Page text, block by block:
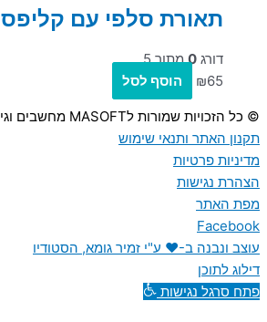
תאורת סלפי עם קליפס Hoco K28 – בצבע שחור
דורג 0מתוך 5
₪65 הוסף לסל
© כל הזכויות שמורות לMASOFT מחשבים וגיימינג
תקנון האתר ותנאי שימוש
מדיניות פרטיות
הצהרת נגישות
מפת האתר
Facebook
עוצב ונבנה ב-♥︎ ע"י זמיר גומא, הסטודיו
דילוג לתוכן
פתח סרגל נגישות